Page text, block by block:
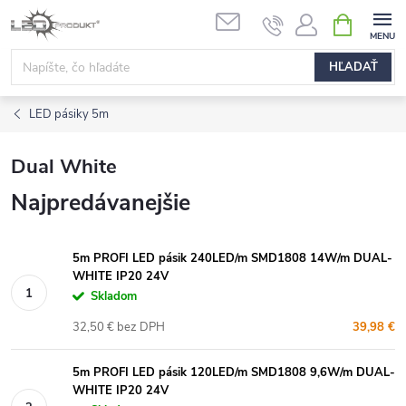
Prejsť
na
obsah
HĽADAŤ
KOŠÍK
LED pásiky 5m
Dual White
Najpredávanejšie
5m PROFI LED pásik 240LED/m SMD1808 14W/m DUAL-
WHITE IP20 24V
Skladom
39,98 €
32,50 € bez DPH
5m PROFI LED pásik 120LED/m SMD1808 9,6W/m DUAL-
WHITE IP20 24V